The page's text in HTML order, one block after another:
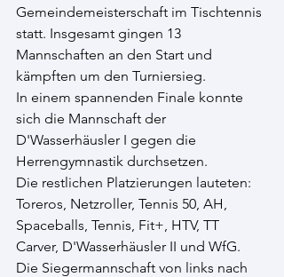
Gemeindemeisterschaft im Tischtennis
statt. Insgesamt gingen 13
Mannschaften an den Start und
kämpften um den Turniersieg.
In einem spannenden Finale konnte
sich die Mannschaft der
D'Wasserhäusler I gegen die
Herrengymnastik durchsetzen.
Die restlichen Platzierungen lauteten:
Toreros, Netzroller, Tennis 50, AH,
Spaceballs, Tennis, Fit+, HTV, TT
Carver, D'Wasserhäusler II und WfG.
Die Siegermannschaft von links nach